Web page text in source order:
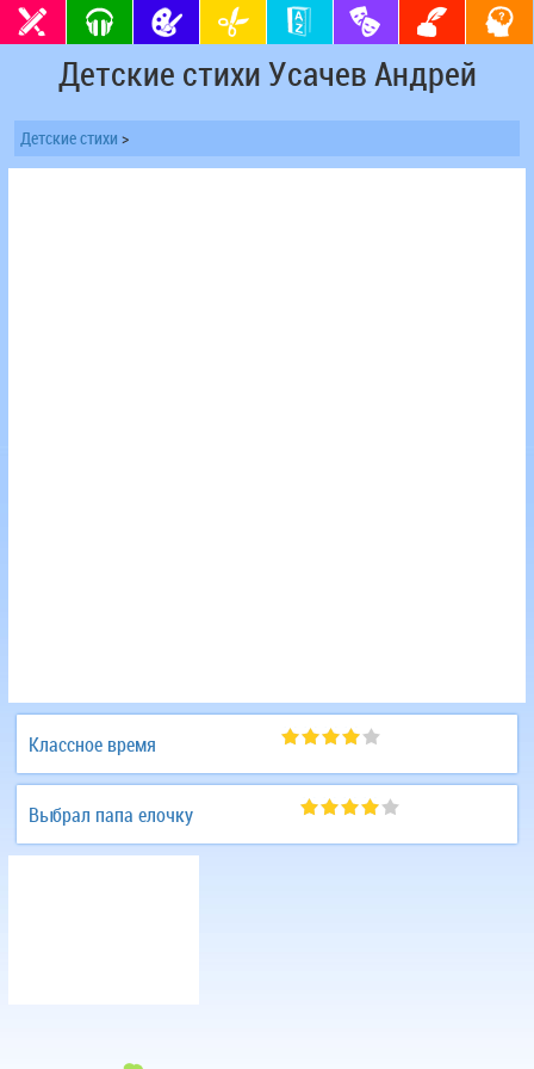
Детские стихи Усачев Андрей
Детские стихи >
Классное время
Выбрал папа елочку